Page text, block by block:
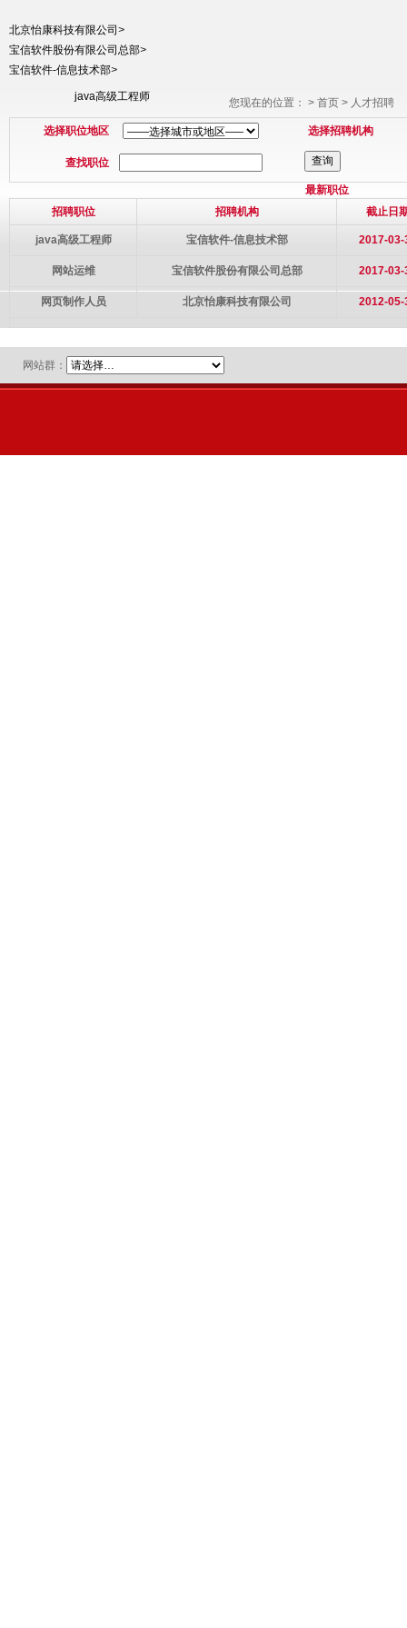
北京怡康科技有限公司 >
宝信软件股份有限公司总部>
宝信软件-信息技术部>
您现在的位置： > 首页 > 人才招聘
java高级工程师
选择职位地区 选择招聘机构
查找职位
最新职位
招聘职位
招聘机构 截止日
java高级工程师 宝信软件-信息技术部 2017-03-
网站运维 宝信软件股份有限公司总部 2017-03-
网页制作人员 北京怡康科技有限公司 2012-05-
网站群：